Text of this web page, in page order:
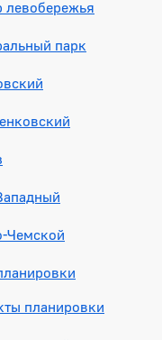
левобережья
парк
планировки